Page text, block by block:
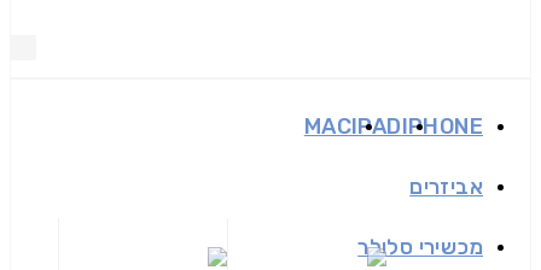
IPHONE
IPAD
MAC
אביזרים
מכשירי סלולר